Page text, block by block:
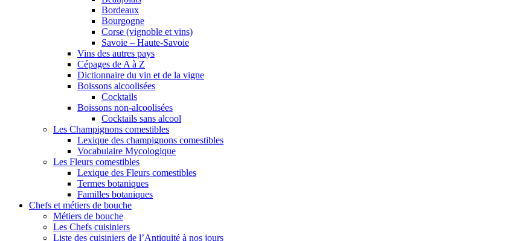
Bordeaux
Bourgogne
Corse (vignoble et vins)
Savoie – Haute-Savoie
Vins des autres pays
Cépages de A à Z
Dictionnaire du vin et de la vigne
Boissons alcoolisées
Cocktails
Boissons non-alcoolisées
Cocktails sans alcool
Les Champignons comestibles
Lexique des champignons comestibles
Vocabulaire Mycologique
Les Fleurs comestibles
Lexique des Fleurs comestibles
Termes botaniques
Familles botaniques
Chefs et métiers de bouche
Métiers de bouche
Les Chefs cuisiniers
Liste des cuisiniers de l’Antiquité à nos jours